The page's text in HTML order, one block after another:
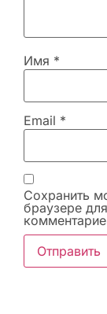
Имя *
Email *
Сохранить
браузере